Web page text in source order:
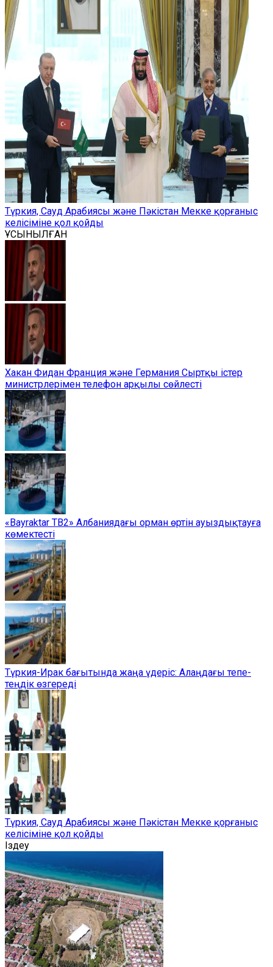
Түркия, Сауд Арабиясы және Пәкістан Мекке қорғаныс
келісіміне қол қойды
ҰСЫНЫЛҒАН
Хакан Фидан Франция және Германия Сыртқы істер
министрлерімен телефон арқылы сөйлесті
«Bayraktar TB2» Албаниядағы орман өртін ауыздықтауға
көмектесті
Түркия-Ирак бағытында жаңа үдеріс: Алаңдағы тепе-
теңдік өзгереді
Түркия, Сауд Арабиясы және Пәкістан Мекке қорғаныс
келісіміне қол қойды
Іздеу